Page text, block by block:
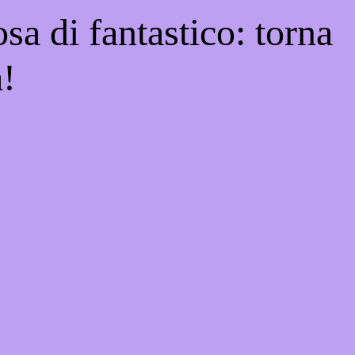
di fantastico: torna